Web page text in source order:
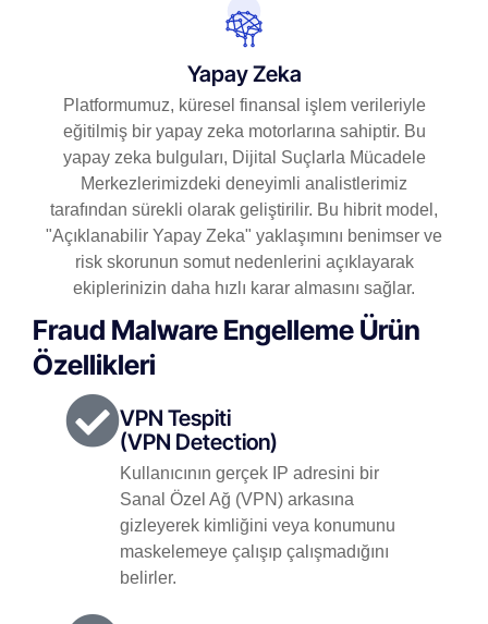
Yapay Zeka
Platformumuz, küresel finansal işlem verileriyle
eğitilmiş bir yapay zeka motorlarına sahiptir. Bu
yapay zeka bulguları, Dijital Suçlarla Mücadele
Merkezlerimizdeki deneyimli analistlerimiz
tarafından sürekli olarak geliştirilir. Bu hibrit model,
"Açıklanabilir Yapay Zeka" yaklaşımını benimser ve
risk skorunun somut nedenlerini açıklayarak
ekiplerinizin daha hızlı karar almasını sağlar.
Fraud Malware Engelleme Ürün
Özellikleri
VPN Tespiti
(VPN Detection)
Kullanıcının gerçek IP adresini bir
Sanal Özel Ağ (VPN) arkasına
gizleyerek kimliğini veya konumunu
maskelemeye çalışıp çalışmadığını
belirler.